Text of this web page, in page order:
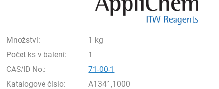
Množství:
1 kg
Počet ks v balení:
1
CAS/ID No.:
71-00-1
Katalogové číslo:
A1341,1000